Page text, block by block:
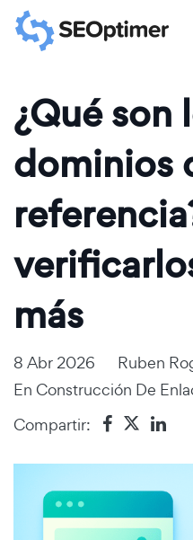
¿Qué son
dominios
más
8 Abr 2026
Ruben
En Construcción De
Compartir: